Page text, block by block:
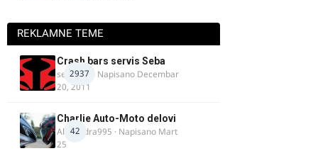
REKLAMNE TEME
2937
Crash bars servis Seba
seba011 · Napisano Decembar
20, 2011
42
Charlie Auto-Moto delovi
Alexandra995 · Napisano Mart
25